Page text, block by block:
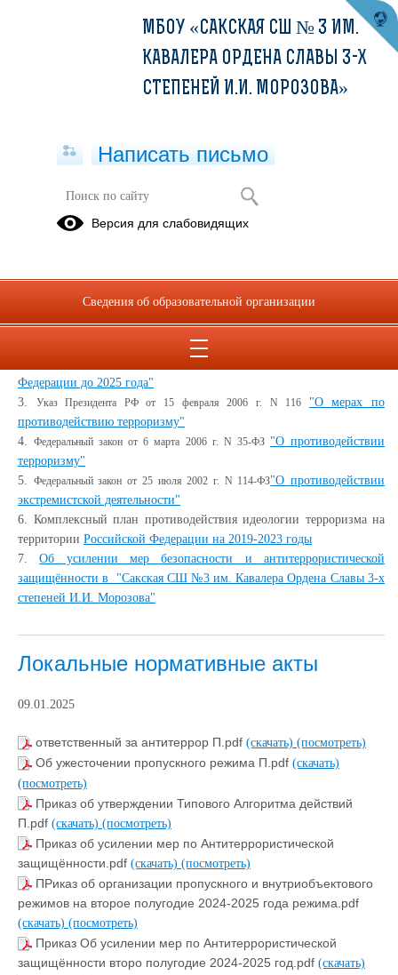
АНТИТЕРРОРИСТИЧЕСКАЯ
БЕЗОПАСНОСТЬ
Памятки и постановления
Экстремизм: понятие, виды, ответственность.
Федерации до 2025 года"
3. Указ Президента РФ от 15 февраля 2006 г. N 116 "О мерах по
противодействию терроризму"
4.Федеральный закон от 6 марта 2006 г. N 35-ФЗ "О противодействии
терроризму"
5. Федеральный закон от 25 июля 2002 г. N 114-ФЗ"О противодействии
экстремистской деятельности"
6. Комплексный план противодействия идеологии терроризма на
территории Российской Федерации на 2019-2023 годы
7.Об усилении мер безопасности и антитеррористической
защищённости в "Сакская СШ №3 им. Кавалера Ордена Славы 3-х
степеней И.И. Морозова"
Локальные нормативные акты
09.01.2025
ответственный за антитеррор П.pdf (скачать) (посмотреть)
Об ужесточении пропускного режима П.pdf (скачать)
(посмотреть)
Приказ об утверждении Типового Алгоритма действий
П.pdf (скачать) (посмотреть)
Приказ об усилении мер по Антитеррористической
защищённости.pdf (скачать) (посмотреть)
ПРиказ об организации пропускного и внутриобъектового
режимов на второе полугодие 2024-2025 года режима.pdf
(скачать) (посмотреть)
Приказ Об усилении мер по Антитеррористической
защищённости второ полугодие 2024-2025 год.pdf (скачать)
МБОУ «САКСКАЯ СШ № 3 ИМ.
КАВАЛЕРА ОРДЕНА СЛАВЫ 3-Х
СТЕПЕНЕЙ И.И. МОРОЗОВА»
Написать письмо
Версия для слабовидящих
Сведения об образовательной организации